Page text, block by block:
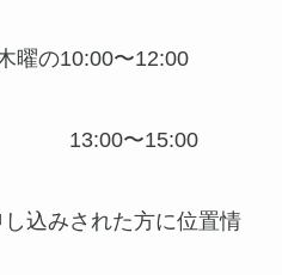
の10:00〜12:00
15:00
みされた方に位置情